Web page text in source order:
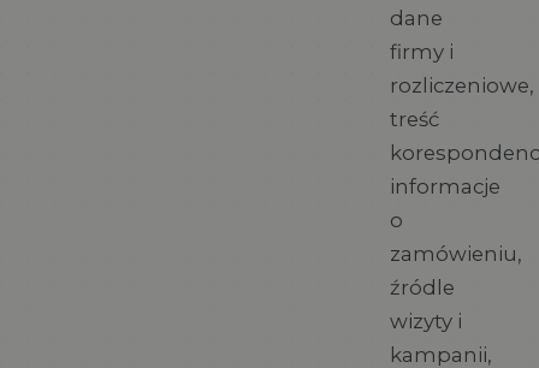
dane
firmy i
rozliczeniowe,
treść
informacje
o
zamówieniu,
źródle
wizyty i
kampanii,